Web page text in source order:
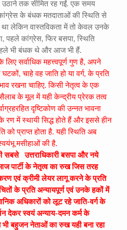
तक सीमित रह गईं. एक समय
के बंधक मतदाताओं की स्थिति से
था लेकिन वास्तविकता में तो केवल उनके
पहले कांग्रेस, फिर बसपा, स्थिति
पहले भी बंधक थे और आज भी हैं.
सर्वाधिक महत्त्वपूर्ण गुण है, अपने
चाहे वह जाति हो या वर्ग, के प्रति
रखना चाहिए. किसी नेतृत्व के एक
के मूल में यही केन्द्रीय प्रेरक तत्व
दृष्टिकोण की उन्नत भावना
के रण में स्थायी सिद्ध होते हैं और इससे हीन
को प्राप्त होता है. यही स्थिति अब
मसीहाओं की है.
सबसे उत्तराधिकारी बसपा और नये
पार्टी के नेतृत्व का रुख जिस तरह
एवं क्रीमी लेयर लागू करने के प्रति
के प्रति अन्यायपूर्ण एवं उनके हकों में
अधिकारों को लूट रहे जाति-वर्ग के
देकर स्वयं अन्याय-दमन कर्म के
भी बहुजन नेताओं का रुख यही बना रहा